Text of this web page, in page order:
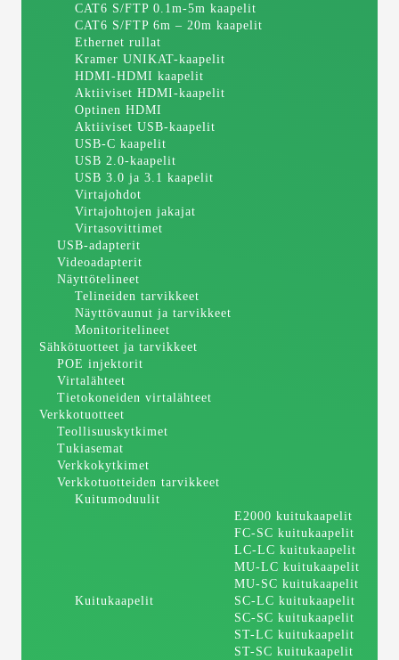
CAT6 S/FTP 0.1m-5m kaapelit
CAT6 S/FTP 6m – 20m kaapelit
Ethernet rullat
Kramer UNIKAT-kaapelit
HDMI-HDMI kaapelit
Aktiiviset HDMI-kaapelit
Optinen HDMI
Aktiiviset USB-kaapelit
USB-C kaapelit
USB 2.0-kaapelit
USB 3.0 ja 3.1 kaapelit
Virtajohdot
Virtajohtojen jakajat
Virtasovittimet
USB-adapterit
Videoadapterit
Näyttötelineet
Telineiden tarvikkeet
Näyttövaunut ja tarvikkeet
Monitoritelineet
Sähkötuotteet ja tarvikkeet
POE injektorit
Virtalähteet
Tietokoneiden virtalähteet
Verkkotuotteet
Teollisuuskytkimet
Tukiasemat
Verkkokytkimet
Verkkotuotteiden tarvikkeet
Kuitumoduulit
Kuitukaapelit
E2000 kuitukaapelit
FC-SC kuitukaapelit
LC-LC kuitukaapelit
MU-LC kuitukaapelit
MU-SC kuitukaapelit
SC-LC kuitukaapelit
SC-SC kuitukaapelit
ST-LC kuitukaapelit
ST-SC kuitukaapelit